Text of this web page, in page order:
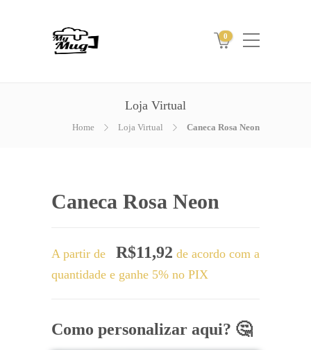
0
Loja Virtual
Home Loja Virtual Caneca Rosa Neon
Caneca Rosa Neon
A partir de R$11,92 de acordo com a
quantidade e ganhe 5% no PIX
Como personalizar aqui? 🤔